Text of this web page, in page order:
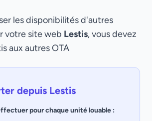
les disponibilités d'autres
votre site web Lestis, vous devez
aux autres OTA
depuis Lestis
pour chaque unité louable :